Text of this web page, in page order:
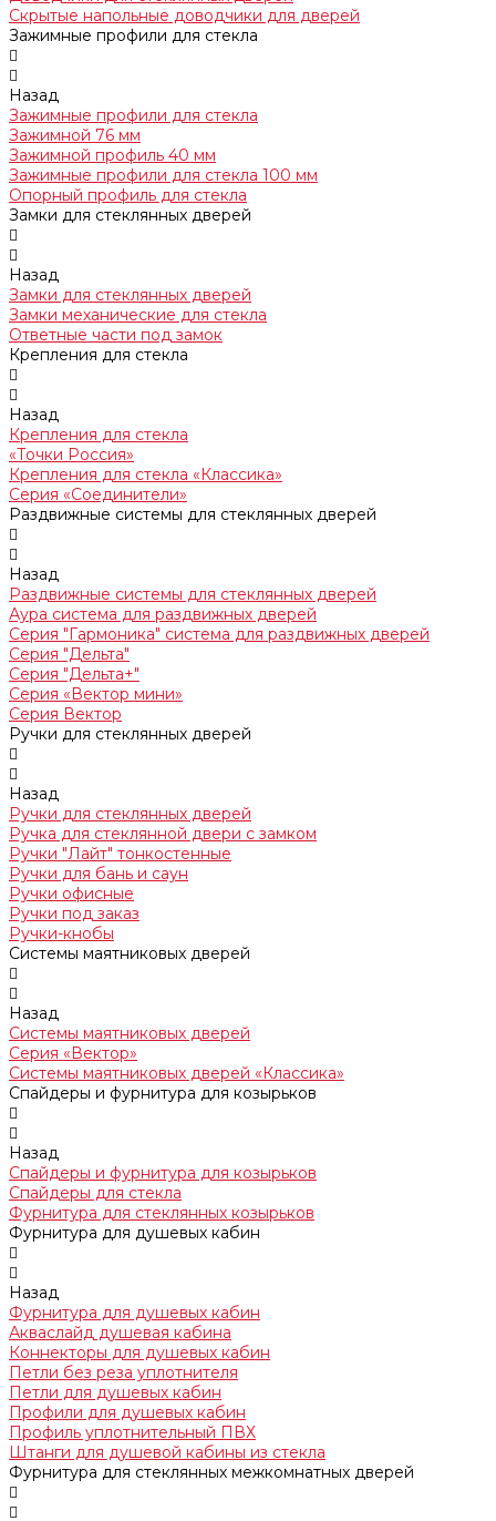
Скрытые напольные доводчики для дверей
Зажимные профили для стекла
Назад
Зажимные профили для стекла
Зажимной 76 мм
Зажимной профиль 40 мм
Зажимные профили для стекла 100 мм
Опорный профиль для стекла
Замки для стеклянных дверей
Назад
Замки для стеклянных дверей
Замки механические для стекла
Ответные части под замок
Крепления для стекла
Назад
Крепления для стекла
«Точки Россия»
Крепления для стекла «Классика»
Серия «Соединители»
Раздвижные системы для стеклянных дверей
Назад
Раздвижные системы для стеклянных дверей
Аура система для раздвижных дверей
Серия "Гармоника" система для раздвижных дверей
Серия "Дельта"
Серия "Дельта+"
Серия «Вектор мини»
Серия Вектор
Ручки для стеклянных дверей
Назад
Ручки для стеклянных дверей
Ручка для стеклянной двери с замком
Ручки "Лайт" тонкостенные
Ручки для бань и саун
Ручки офисные
Ручки под заказ
Ручки-кнобы
Системы маятниковых дверей
Назад
Системы маятниковых дверей
Серия «Вектор»
Системы маятниковых дверей «Классика»
Спайдеры и фурнитура для козырьков
Назад
Спайдеры и фурнитура для козырьков
Спайдеры для стекла
Фурнитура для стеклянных козырьков
Фурнитура для душевых кабин
Назад
Фурнитура для душевых кабин
Акваслайд душевая кабина
Коннекторы для душевых кабин
Петли без реза уплотнителя
Петли для душевых кабин
Профили для душевых кабин
Профиль уплотнительный ПВХ
Штанги для душевой кабины из стекла
Фурнитура для стеклянных межкомнатных дверей